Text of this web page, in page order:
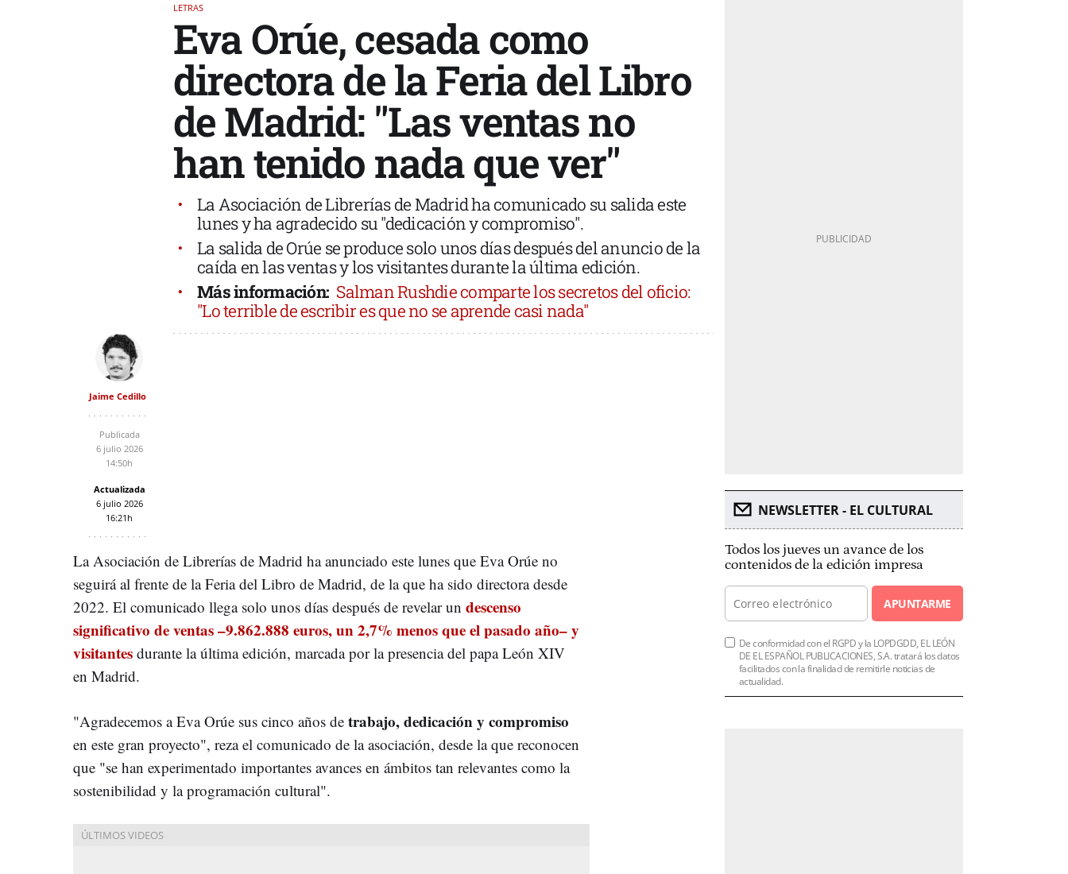
LETRAS
Eva Orúe, cesada como
directora de la Feria del Libro
de Madrid: "Las ventas no
han tenido nada que ver"
La Asociación de Librerías de Madrid ha comunicado su salida este
lunes y ha agradecido su "dedicación y compromiso".
La salida de Orúe se produce solo unos días después del anuncio de la
caída en las ventas y los visitantes durante la última edición.
Más información: Salman Rushdie comparte los secretos del oficio:
"Lo terrible de escribir es que no se aprende casi nada"
Jaime Cedillo
Publicada
6 julio 2026
14:50h
Actualizada
6 julio 2026
16:21h
La Asociación de Librerías de Madrid ha anunciado este lunes que Eva Orúe no
seguirá al frente de la Feria del Libro de Madrid, de la que ha sido directora desde
2022. El comunicado llega solo unos días después de revelar un descenso
significativo de ventas –9.862.888 euros, un 2,7% menos que el pasado año– y
visitantes durante la última edición, marcada por la presencia del papa León XIV
en Madrid.
"Agradecemos a Eva Orúe sus cinco años de trabajo, dedicación y compromiso
en este gran proyecto", reza el comunicado de la asociación, desde la que reconocen
que "se han experimentado importantes avances en ámbitos tan relevantes como la
sostenibilidad y la programación cultural".
NEWSLETTER - EL CULTURAL
Todos los jueves un avance de los
contenidos de la edición impresa
APUNTARME
De conformidad con el RGPD y la LOPDGDD, EL LEÓN
DE EL ESPAÑOL PUBLICACIONES, S.A. tratará los datos
facilitados con la finalidad de remitirle noticias de
actualidad.